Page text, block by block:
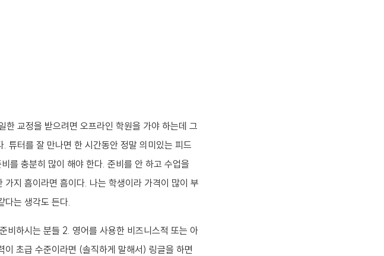
한 교정을 받으려면 오프라인 학원을 가야 하는데 그
튜터를 잘 만나면 한 시간동안 정말 의미있는 피드
를 충분히 많이 해야 한다. 준비를 안 하고 수업을
지 흠이라면 흠이다. 나는 학생이라 가격이 많이 부
다는 생각도 든다.
비하시는 분들 2. 영어를 사용한 비즈니스적 또는 아
초급 수준이라면 (솔직하게 말해서) 링글을 하면